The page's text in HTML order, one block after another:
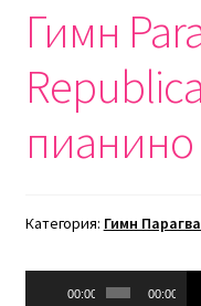
Гимн
пианино
Категория: Гимн
Аудиоплеер
00:00 00:00